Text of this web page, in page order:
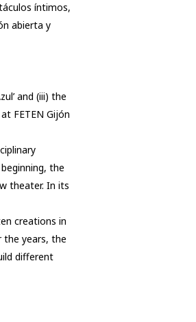
íntimos,
abierta y
and (iii) the
FETEN Gijón
the
theater. In its
creations in
the years, the
different